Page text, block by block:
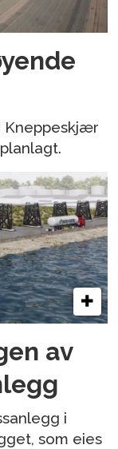
Kneppeskjær
av
i
som eies